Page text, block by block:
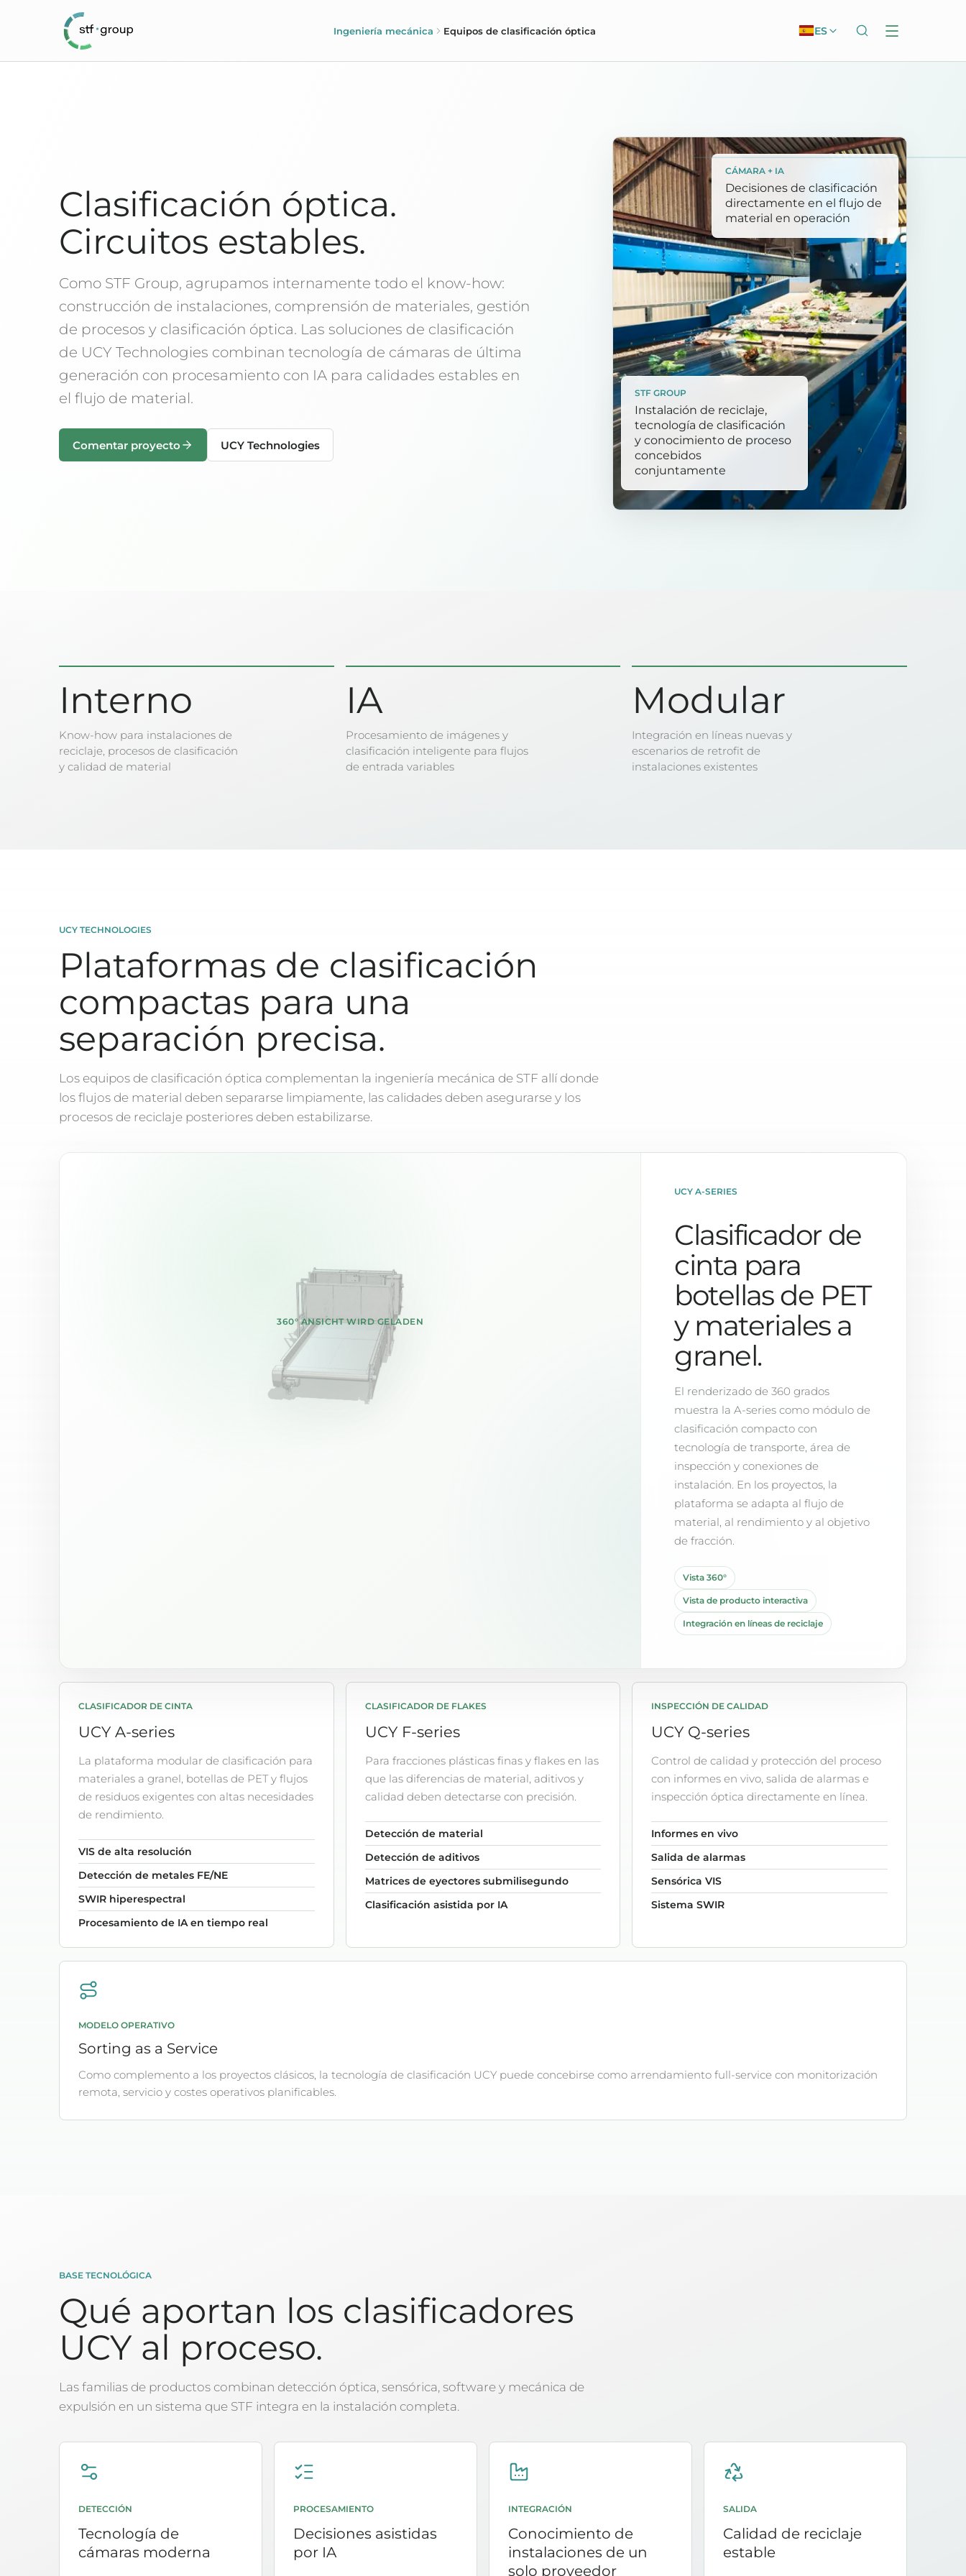
Ingeniería mecánica Equipos de clasificación óptica ES
Clasificación óptica.
Circuitos estables.
Como STF Group, agrupamos internamente todo el know-how:
construcción de instalaciones, comprensión de materiales, gestión
de procesos y clasificación óptica. Las soluciones de clasificación
de UCY Technologies combinan tecnología de cámaras de última
generación con procesamiento con IA para calidades estables en
el flujo de material.
Comentar proyecto UCY Technologies
CÁMARA + IA
Decisiones de clasificación
directamente en el flujo de
material en operación
STF GROUP
Instalación de reciclaje,
tecnología de clasificación
y conocimiento de proceso
concebidos
conjuntamente
Interno
Know-how para instalaciones de
reciclaje, procesos de clasificación
y calidad de material
IA
Procesamiento de imágenes y
clasificación inteligente para flujos
de entrada variables
Modular
Integración en líneas nuevas y
escenarios de retrofit de
instalaciones existentes
UCY TECHNOLOGIES
Plataformas de clasificación
compactas para una
separación precisa.
Los equipos de clasificación óptica complementan la ingeniería mecánica de STF allí donde
los flujos de material deben separarse limpiamente, las calidades deben asegurarse y los
procesos de reciclaje posteriores deben estabilizarse.
360° ANSICHT WIRD GELADEN
UCY A-SERIES
Clasificador de
cinta para
botellas de PET
y materiales a
granel.
El renderizado de 360 grados
muestra la A-series como módulo de
clasificación compacto con
tecnología de transporte, área de
inspección y conexiones de
instalación. En los proyectos, la
plataforma se adapta al flujo de
material, al rendimiento y al objetivo
de fracción.
Vista 360°
Vista de producto interactiva
Integración en líneas de reciclaje
CLASIFICADOR DE CINTA
UCY A-series
La plataforma modular de clasificación para
materiales a granel, botellas de PET y flujos
de residuos exigentes con altas necesidades
de rendimiento.
VIS de alta resolución
Detección de metales FE/NE
SWIR hiperespectral
Procesamiento de IA en tiempo real
CLASIFICADOR DE FLAKES
UCY F-series
Para fracciones plásticas finas y flakes en las
que las diferencias de material, aditivos y
calidad deben detectarse con precisión.
Detección de material
Detección de aditivos
Matrices de eyectores submilisegundo
Clasificación asistida por IA
INSPECCIÓN DE CALIDAD
UCY Q-series
Control de calidad y protección del proceso
con informes en vivo, salida de alarmas e
inspección óptica directamente en línea.
Informes en vivo
Salida de alarmas
Sensórica VIS
Sistema SWIR
MODELO OPERATIVO
Sorting as a Service
Como complemento a los proyectos clásicos, la tecnología de clasificación UCY puede concebirse como arrendamiento full-service con monitorización
remota, servicio y costes operativos planificables.
BASE TECNOLÓGICA
Qué aportan los clasificadores
UCY al proceso.
Las familias de productos combinan detección óptica, sensórica, software y mecánica de
expulsión en un sistema que STF integra en la instalación completa.
DETECCIÓN
Tecnología de
cámaras moderna
PROCESAMIENTO
Decisiones asistidas
por IA
INTEGRACIÓN
Conocimiento de
instalaciones de un
solo proveedor
SALIDA
Calidad de reciclaje
estable